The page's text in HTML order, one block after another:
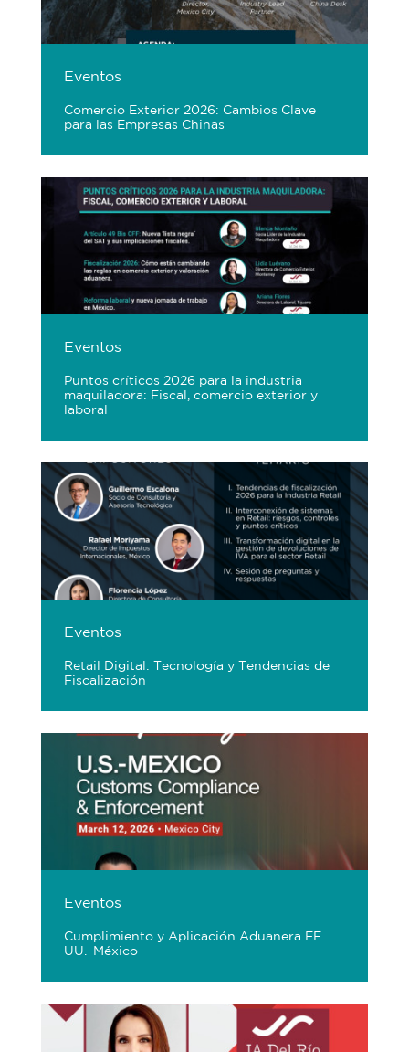
Eventos
Comercio Exterior 2026: Cambios Clave
para las Empresas Chinas
Eventos
Puntos críticos 2026 para la industria
maquiladora: Fiscal, comercio exterior y
laboral
Eventos
Retail Digital: Tecnología y Tendencias de
Fiscalización
Eventos
Cumplimiento y Aplicación Aduanera EE.
UU.–México